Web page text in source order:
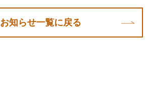
お知らせ一覧に戻る